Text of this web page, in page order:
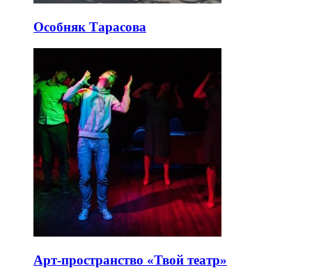
Особняк Тарасова
Арт-пространство «Твой театр»